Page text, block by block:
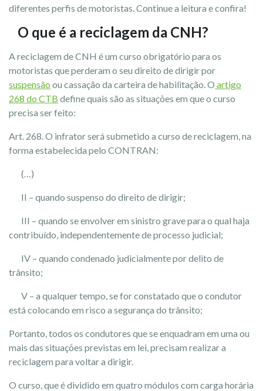
diferentes perfis de motoristas. Continue a leitura e confira!
O que é a reciclagem da CNH?
A reciclagem de CNH é um curso obrigatório para os
motoristas que perderam o seu direito de dirigir por
suspensão ou cassação da carteira de habilitação. O artigo
268 do CTB define quais são as situações em que o curso
precisa ser feito:
Art. 268. O infrator será submetido a curso de reciclagem, na
forma estabelecida pelo CONTRAN:
(…)
II – quando suspenso do direito de dirigir;
III – quando se envolver em sinistro grave para o qual haja
contribuído, independentemente de processo judicial;
IV – quando condenado judicialmente por delito de
trânsito;
V – a qualquer tempo, se for constatado que o condutor
está colocando em risco a segurança do trânsito;
Portanto, todos os condutores que se enquadram em uma ou
mais das situações previstas em lei, precisam realizar a
reciclagem para voltar a dirigir.
O curso, que é dividido em quatro módulos com carga horária